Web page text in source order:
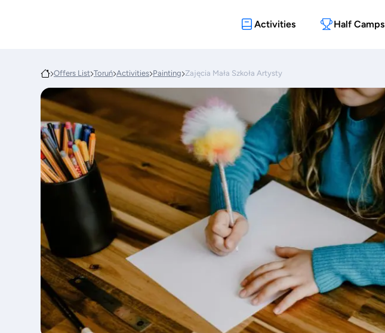
Activities Half Camps
Offers List Toruń Activities Painting Zajęcia Mała Szkoła Artysty